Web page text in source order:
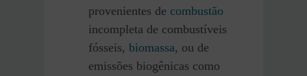
provenientes de combustão
incompleta de combustíveis
fósseis, biomassa, ou de
emissões biogênicas como